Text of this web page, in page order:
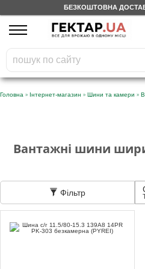
БЕЗКОШТОВНА
На вашому
бонусному рахунку
Безкоштовно по Україні
Категорії
Щоденник
Доставка
Головна » Інтернет-магазин » Шини та камери »
Вантажні шини
Фільтр